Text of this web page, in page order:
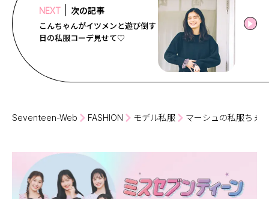
NEXT 次の記事
こんちゃんがイツメンと遊び倒す
日の私服コーデ見せて♡
Seventeen-Web FASHION モデル私服 マーシュの私服ちぇ